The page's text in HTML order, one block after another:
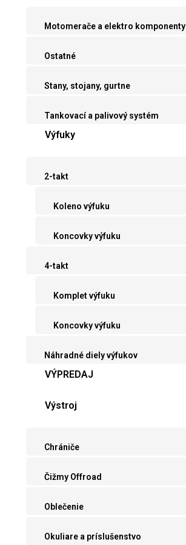
Motomerače a elektro komponenty
Ostatné
Stany, stojany, gurtne
Tankovací a palivový systém
Výfuky
2-takt
Koleno výfuku
Koncovky výfuku
4-takt
Komplet výfuku
Koncovky výfuku
Náhradné diely výfukov
VÝPREDAJ
Výstroj
Chrániče
Čižmy Offroad
Oblečenie
Okuliare a príslušenstvo